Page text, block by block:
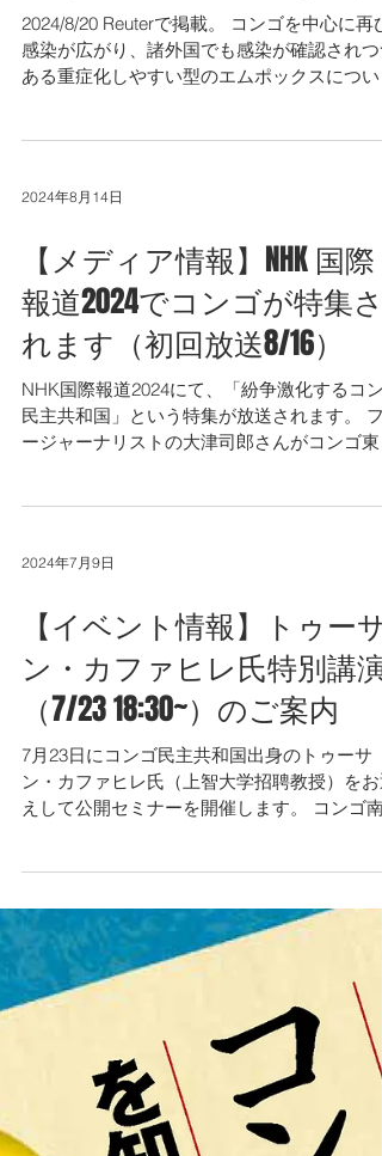
2024/8/20 Reuterで掲載。 コンゴを中心に再び
感染が広がり、諸外国でも感染が確認されつ
ある重症化しやすい型のエムポックスについ
2024年8月14日
【メディア情報】NHK 国際
報道2024でコンゴが特集さ
れます（初回放送8/16）
NHK国際報道2024にて、「紛争激化するコン
民主共和国」という特集が放送されます。 フ
ージャーナリストの大津司郎さんがコンゴ東
2024年7月9日
【イベント情報】トゥーサ
ン・カファヒレ氏特別講演
（7/23 18:30~）のご案内
7月23日にコンゴ民主共和国出身のトゥーサ
ン・カファヒレ氏（上智大学招聘教授）をお
えして公開セミナーを開催します。 コンゴ南
会ですので、ぜひご...